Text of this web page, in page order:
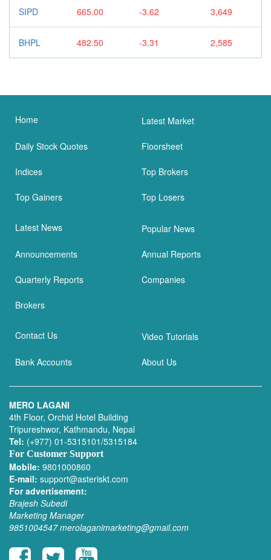
SIPD 665.00 -3.62 3,649
BHPL 482.50 -3.31 2,585
Home Latest Market
Daily Stock Quotes Floorsheet
Indices Top Brokers
Top Gainers Top Losers
Latest News Popular News
Announcements Annual Reports
Quarterly Reports Companies
Brokers
Contact Us Video Tutorials
Bank Accounts About Us
MERO LAGANI
4th Floor, Orchid Hotel Building
Tripureshwor, Kathmandu, Nepal
Tel: (+977) 01-5315101/5315184
For Customer Support
Mobile: 9801000860
E-mail: support@asteriskt.com
For advertisement:
Brajesh Subedi
Marketing Manager
9851004547 merolaganimarketing@gmail.com